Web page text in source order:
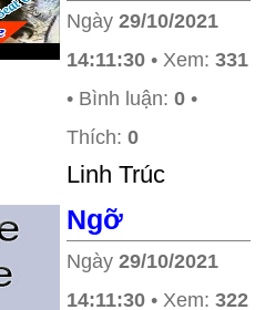
Ngày 29/10/2021
14:11:30 • Xem: 331
• Bình luận: 0 •
Thích: 0
Linh Trúc
Ngỡ
Ngày 29/10/2021
14:11:30 • Xem: 322